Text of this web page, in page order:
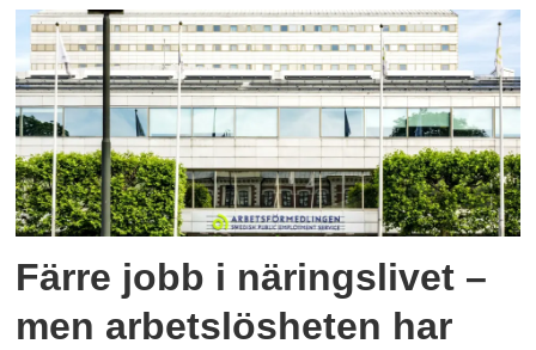
Färre jobb i näringslivet –
men arbetslösheten har